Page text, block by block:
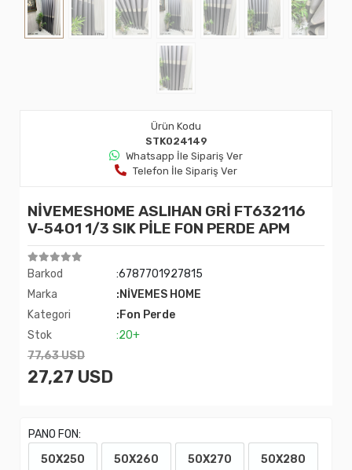
Ürün Kodu
STK024149
Whatsapp İle Sipariş Ver
Telefon İle Sipariş Ver
NİVEMESHOME ASLIHAN GRİ FT632116
V-5401 1/3 SIK PİLE FON PERDE APM
Barkod
:6787701927815
Marka
:NİVEMES HOME
Kategori
:Fon Perde
Stok
:20+
77,63 USD
27,27 USD
PANO FON:
50X250
50X260 50X270 50X280